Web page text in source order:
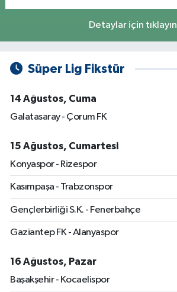
Detaylar için tıklayın
Süper Lig Fikstür
14 Ağustos, Cuma
Galatasaray - Çorum FK
15 Ağustos, Cumartesi
Konyaspor - Rizespor
Kasımpaşa - Trabzonspor
Gençlerbirliği S.K. - Fenerbahçe
Gaziantep FK - Alanyaspor
16 Ağustos, Pazar
Başakşehir - Kocaelispor